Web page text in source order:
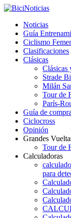
Noticias
Guía
Ciclismo
Clasificaciones
Clásicas
Clásicas
Strade
Milán
Tour de
París-
Guía de compra
Ciclocross
Opinión
Grandes
Tour de
Calculadoras
para